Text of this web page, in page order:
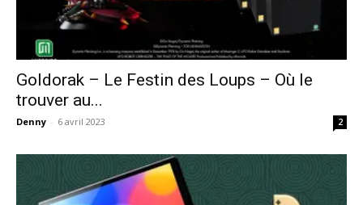
Goldorak – Le Festin des Loups – Où le
trouver au...
Denny - 6 avril 2023 2